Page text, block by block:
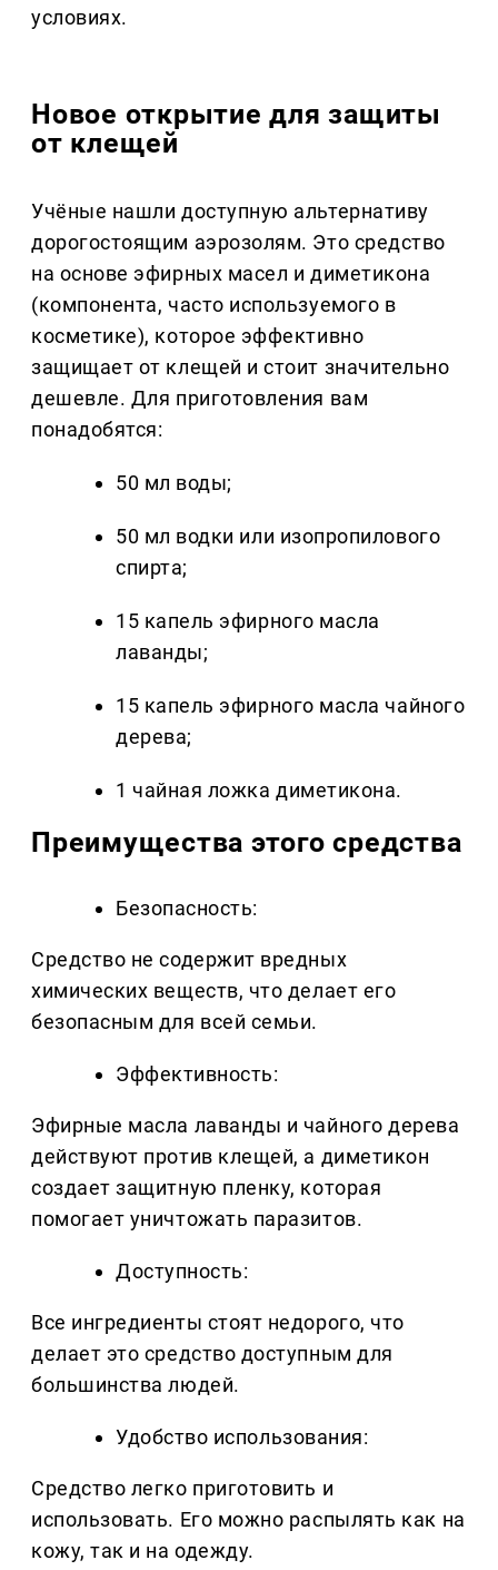
условиях.
Новое открытие для защиты
от клещей
Учёные нашли доступную альтернативу
дорогостоящим аэрозолям. Это средство
на основе эфирных масел и диметикона
(компонента, часто используемого в
косметике), которое эффективно
защищает от клещей и стоит значительно
дешевле. Для приготовления вам
понадобятся:
50 мл воды;
50 мл водки или изопропилового
спирта;
15 капель эфирного масла
лаванды;
15 капель эфирного масла чайного
дерева;
1 чайная ложка диметикона.
Преимущества этого средства
Безопасность:
Средство не содержит вредных
химических веществ, что делает его
безопасным для всей семьи.
Эффективность:
Эфирные масла лаванды и чайного дерева
действуют против клещей, а диметикон
создает защитную пленку, которая
помогает уничтожать паразитов.
Доступность:
Все ингредиенты стоят недорого, что
делает это средство доступным для
большинства людей.
Удобство использования:
Средство легко приготовить и
использовать. Его можно распылять как на
кожу, так и на одежду.